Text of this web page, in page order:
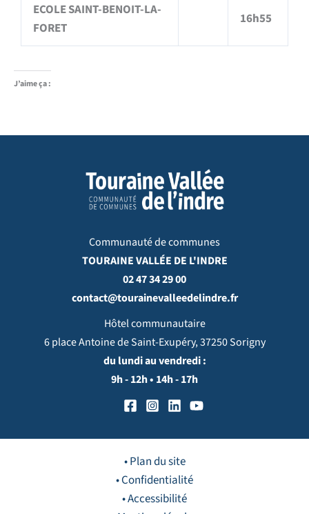
ECOLE SAINT-BENOIT-LA-
FORET
16h55
J’aime ça :
Communauté de communes
TOURAINE VALLÉE DE L'INDRE
02 47 34 29 00
contact@tourainevalleedelindre.fr
Hôtel communautaire
6 place Antoine de Saint-Exupéry, 37250 Sorigny
du lundi au vendredi :
9h - 12h • 14h - 17h
• Plan du site
• Confidentialité
• Accessibilité